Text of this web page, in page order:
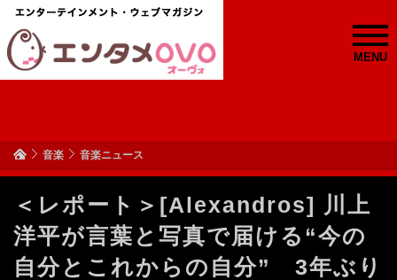
MENU
音楽 音楽ニュース
＜レポート＞[Alexandros] 川上
洋平が言葉と写真で届ける“今の
自分とこれからの自分” 3年ぶり